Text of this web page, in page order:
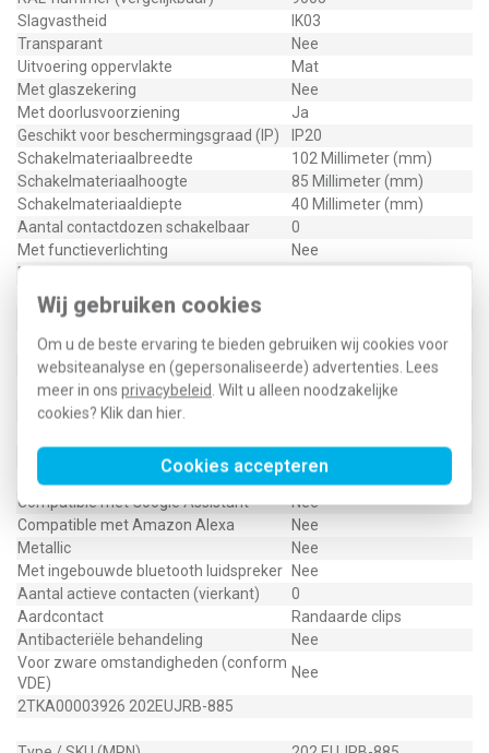
Wij gebruiken cookies
Om u de beste ervaring te bieden gebruiken wij cookies voor
websiteanalyse en (gepersonaliseerde) advertenties. Lees
meer in ons privacybeleid . Wilt u alleen noodzakelijke
cookies? Klik dan hier
Cookies accepteren
Slagvastheid
IK03
Transparant
Nee
Uitvoering oppervlakte
Mat
Met glaszekering
Nee
Met doorlusvoorziening
Ja
Geschikt voor beschermingsgraad (IP)
IP20
Schakelmateriaalbreedte
102 Millimeter (mm)
Schakelmateriaalhoogte
85 Millimeter (mm)
Schakelmateriaaldiepte
40 Millimeter (mm)
Aantal contactdozen schakelbaar
0
Met functieverlichting
Nee
Met oriëntatieverlichting
Met ingebouwde USB voeding
Aantal modules (bij modulair systeem)
Met IFTTT ondersteuning
Nee
Aantal actieve contacten (rond)
4
Aantal actieve contacten (vlak)
0
Rond aardingscontact
Met Wi-Fi signaal repeater
Compatible met Apple HomeKit
Compatible met Google Assistant
Nee
Compatible met Amazon Alexa
Nee
Metallic
Nee
Met ingebouwde bluetooth luidspreker
Nee
Aantal actieve contacten (vierkant)
0
Aardcontact
Randaarde clips
Antibacteriële behandeling
Nee
Voor zware omstandigheden (conform
VDE)
Nee
2TKA00003926 202EUJRB-885